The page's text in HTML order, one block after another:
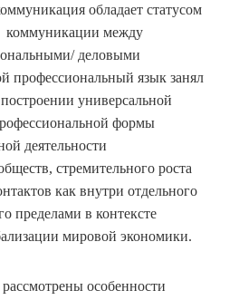
обладает статусом
коммуникации между
деловыми
профессиональный язык занял
универсальной
формы
деятельности
стремительного роста
как внутри отдельного
пределами в контексте
мировой экономики.
особенности